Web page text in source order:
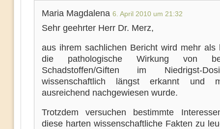
Maria Magdalena 6. April 2010 um 21:32
Sehr geehrter Herr Dr. Merz,
aus ihrem sachlichen Bericht wird mehr als
die pathologische Wirkung von
Schadstoffen/Giften im Niedrigst-
wissenschaftlich längst erkannt und
ausreichend nachgewiesen wurde.
Trotzdem versuchen bestimmte
diese harten wissenschaftliche Fakten zu